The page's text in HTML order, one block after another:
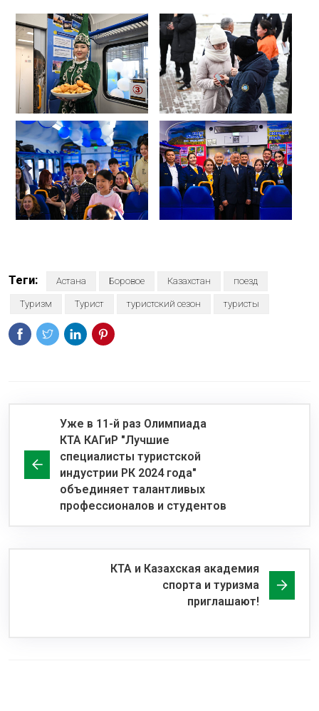
Теги: Астана Боровое Казахстан поезд
Туризм Турист туристский сезон туристы
Уже в 11-й раз Олимпиада
КТА КАГиР "Лучшие
специалисты туристской
индустрии РК 2024 года"
объединяет талантливых
профессионалов и студентов
КТА и Казахская академия
спорта и туризма
приглашают!